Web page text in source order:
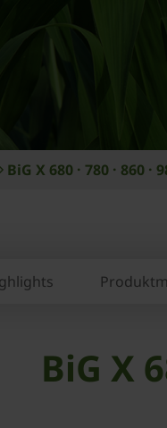
BiG X 680 · 780 · 860 ·
BiG X